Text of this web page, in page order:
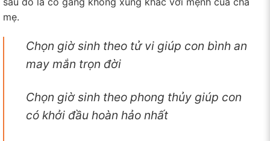
mẹ.
Chọn giờ sinh theo tử vi giúp con bình an
may mắn trọn đời
Chọn giờ sinh theo phong thủy giúp con
có khởi đầu hoàn hảo nhất